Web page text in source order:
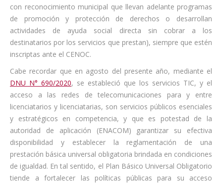
con reconocimiento municipal que llevan adelante programas
de promoción y protección de derechos o desarrollan
actividades de ayuda social directa sin cobrar a los
destinatarios por los servicios que prestan), siempre que estén
inscriptas ante el CENOC.
Cabe recordar que en agosto del presente año, mediante el
DNU N° 690/2020, se estableció que los servicios TIC, y el
acceso a las redes de telecomunicaciones para y entre
licenciatarios y licenciatarias, son servicios públicos esenciales
y estratégicos en competencia, y que es potestad de la
autoridad de aplicación (ENACOM) garantizar su efectiva
disponibilidad y establecer la reglamentación de una
prestación básica universal obligatoria brindada en condiciones
de igualdad. En tal sentido, el Plan Básico Universal Obligatorio
tiende a fortalecer las políticas públicas para su acceso